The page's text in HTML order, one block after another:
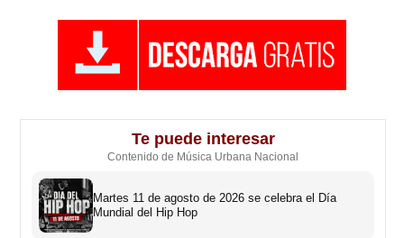
Te puede interesar
Contenido de Música Urbana Nacional
Martes 11 de agosto de 2026 se celebra el Día
Mundial del Hip Hop